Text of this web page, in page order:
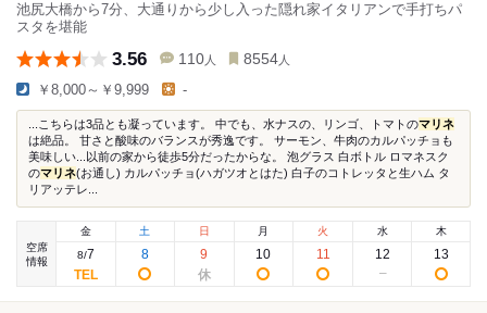
池尻大橋から7分、大通りから少し入った隠れ家イタリアンで手打ちパ
スタを堪能
3.56 110 人 8554 人
￥8,000～￥9,999 -
...こちらは3品とも凝っています。 中でも、水ナスの、リンゴ、トマトのマリネ
は絶品。 甘さと酸味のバランスが秀逸です。 サーモン、牛肉のカルパッチョも
美味しい...以前の家から徒歩5分だったからな。 泡グラス 白ボトル ロマネスク
のマリネ(お通し) カルパッチョ(ハガツオとはた) 白子のコトレッタと生ハム タ
リアッテレ...
空席
情報
金
8/7
土
8
日
9
月
10
火
11
水
12
木
13